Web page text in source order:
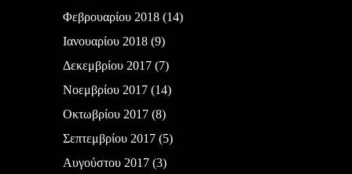
Φεβρουαρίου 2018(14)
Ιανουαρίου 2018(9)
Δεκεμβρίου 2017(7)
Νοεμβρίου 2017(14)
Οκτωβρίου 2017(8)
Σεπτεμβρίου 2017(5)
Αυγούστου 2017(3)